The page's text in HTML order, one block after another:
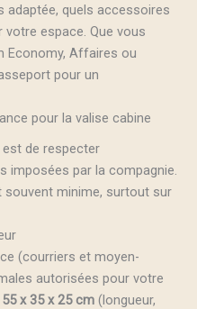
adaptée, quels accessoires
espace. Que vous
Economy, Affaires ou
pour un
pour la valise cabine
est de respecter
imposées par la compagnie.
souvent minime, surtout sur
(courriers et moyen-
autorisées pour votre
55 x 35 x 25 cm (longueur,